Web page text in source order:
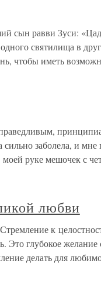
равви Зуси:
святилища в
чтобы иметь
заболела, и мне
руке мешочек с
любви
к
Это глубокое
делать для